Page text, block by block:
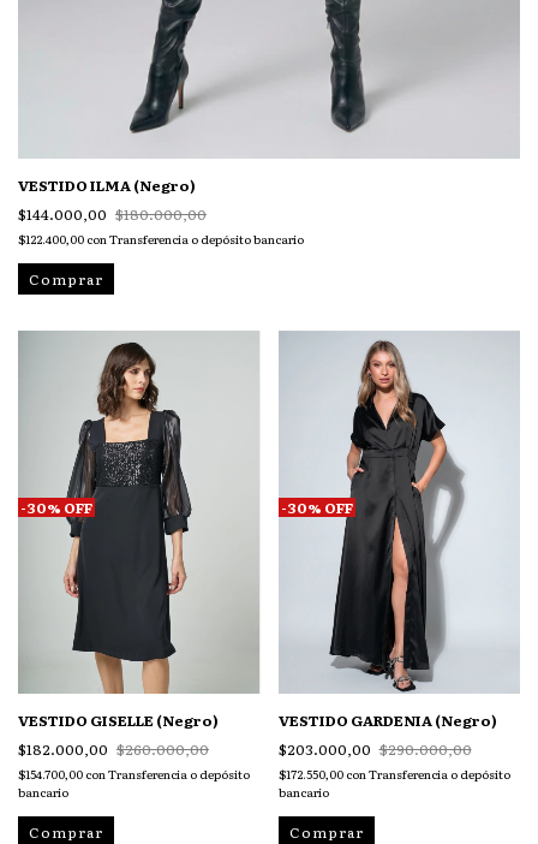
VESTIDO ILMA (Negro)
$144.000,00 $180.000,00
$122.400,00 con Transferencia o depósito bancario
Comprar
-30% OFF
VESTIDO GISELLE (Negro)
$182.000,00 $260.000,00
$154.700,00 con Transferencia o depósito
bancario
Comprar
-30% OFF
VESTIDO GARDENIA (Negro)
$203.000,00 $290.000,00
$172.550,00 conTransferencia o depósito
bancario
Comprar